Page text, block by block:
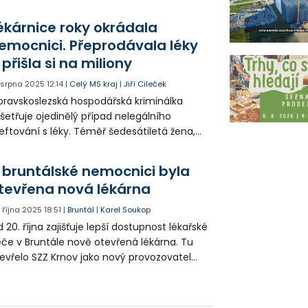
nemocnic.
roky okrádala
Přeprodávala léky
si na miliony
srpna 2025 12:14 | Celý MS kraj |Jiří Cileček
hospodářská kriminálka
ojedinělý případ nelegálního
s léky. Téměř šedesátiletá žena,
než 10 let přeprodávat léky z nemocnice
klienty ve svůj prospěch. Škoda
přesahuje 11 milionů korun a žena
měla obohatit o ještě vyšší částku. Peníze
za dům a cestování.
bruntálské nemocnici byla
nová lékárna
října 2025 18:51 |Bruntál |Karel Soukop
20. října zajišťuje lepší dostupnost lékařské
v Bruntále nově otevřená lékárna. Tu
SZZ Krnov jako nový provozovatel